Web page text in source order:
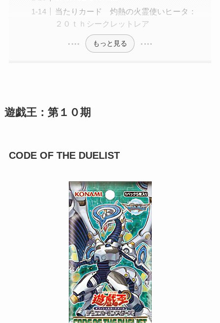
当たりカード 灼熱の火霊使いヒータ：
２０ｔｈシークレットレア
もっと見る
遊戯王：第１０期
CODE OF THE DUELIST